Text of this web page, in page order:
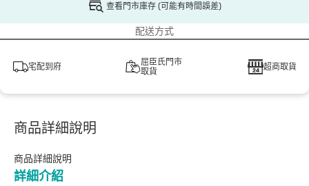
查看門市庫存 (可能有時間誤差)
配送方式
宅配到府
屈臣氏門市
取貨
超商取貨
商品詳細說明
商品詳細說明
詳細介紹